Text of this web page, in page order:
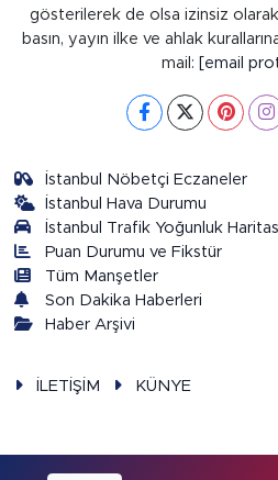
gösterilerek de olsa izinsiz
basın, yayın ilke ve ahlak
mail: [email
İstanbul Nöbetçi Eczaneler
İstanbul Hava Durumu
İstanbul Trafik Yoğunluk
Puan Durumu ve Fikstür
Tüm Manşetler
Son Dakika Haberleri
Haber Arşivi
İLETİŞİM KÜNYE